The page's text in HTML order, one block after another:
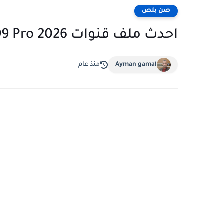
صن بلص
احدث ملف قنوات Nasa 999 Pro 2026
Ayman gamal منذ عام